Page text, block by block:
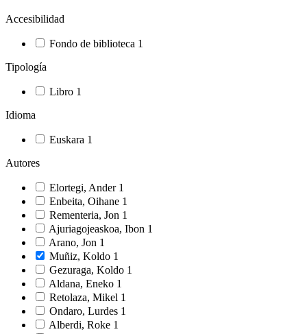
Accesibilidad
Fondo de biblioteca 1
Tipología
Libro 1
Idioma
Euskara 1
Autores
Elortegi, Ander 1
Enbeita, Oihane 1
Rementeria, Jon 1
Ajuriagojeaskoa, Ibon 1
Arano, Jon 1
Muñiz, Koldo 1
Gezuraga, Koldo 1
Aldana, Eneko 1
Retolaza, Mikel 1
Ondaro, Lurdes 1
Alberdi, Roke 1